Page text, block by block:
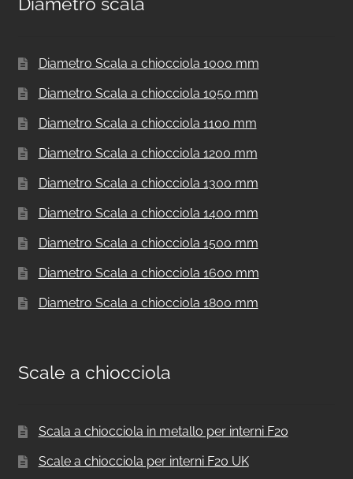
Diametro scala
Diametro Scala a chiocciola 1000 mm
Diametro Scala a chiocciola 1050 mm
Diametro Scala a chiocciola 1100 mm
Diametro Scala a chiocciola 1200 mm
Diametro Scala a chiocciola 1300 mm
Diametro Scala a chiocciola 1400 mm
Diametro Scala a chiocciola 1500 mm
Diametro Scala a chiocciola 1600 mm
Diametro Scala a chiocciola 1800 mm
Scale a chiocciola
Scala a chiocciola in metallo per interni F20
Scale a chiocciola per interni F20 UK